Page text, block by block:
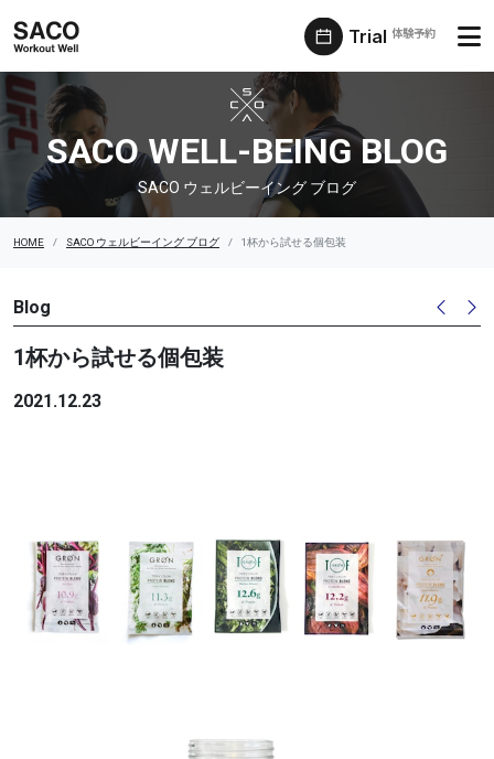
Trial 体験予約
SACO ウェルビーイング ブログ
SACO WELL-BEING BLOG
SACO ウェルビーイング ブログ
HOME SACO ウェルビーイング ブログ 1杯から試せる個包装
Blog
1杯から試せる個包装
2021.12.23